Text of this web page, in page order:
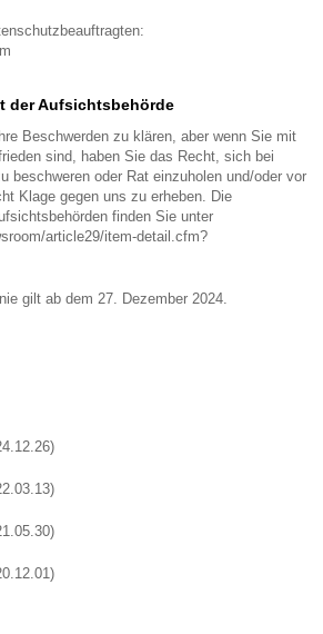
der Aufsichtsbehörde
Beschwerden zu klären, aber wenn Sie mit
sind, haben Sie das Recht, sich bei
beschweren oder Rat einzuholen und/oder vor
Klage gegen uns zu erheben. Die
finden Sie unter
article29/item-detail.cfm?
gilt ab dem 27. Dezember 2024.